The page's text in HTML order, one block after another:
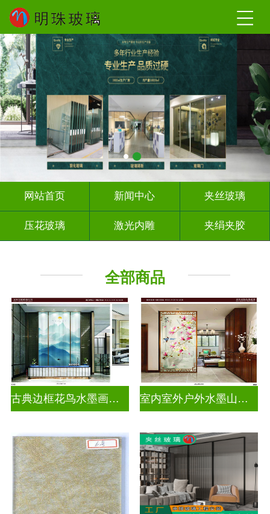
网站首页 新闻中心 夹丝玻璃
压花玻璃 激光内雕 夹绢夹胶
全部商品
古典边框花鸟水墨画玻璃 室内室外户外水墨山水画玻璃